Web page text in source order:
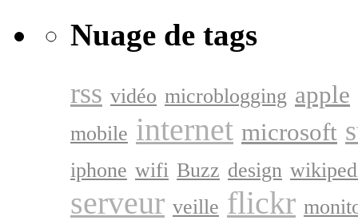
Nuage de tags
rss vidéo microblogging apple
mobile internet microsoft
iphone wifi Buzz design
serveur veille flickr